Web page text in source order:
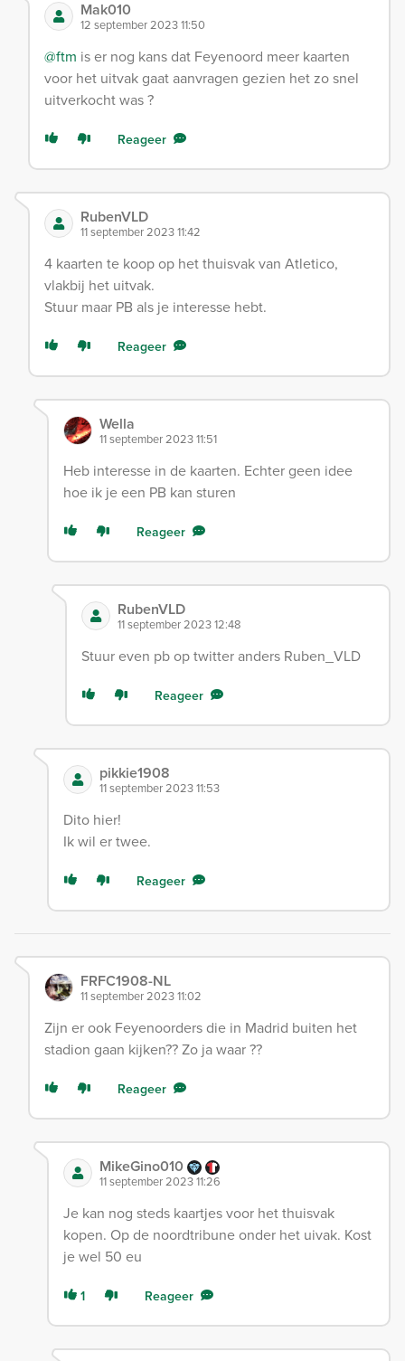
Mak010
12 september 2023 11:50
@ftm is er nog kans dat Feyenoord meer kaarten
voor het uitvak gaat aanvragen gezien het zo snel
uitverkocht was ?
Reageer
RubenVLD
11 september 2023 11:42
4 kaarten te koop op het thuisvak van Atletico,
vlakbij het uitvak.
Stuur maar PB als je interesse hebt.
Reageer
Wella
11 september 2023 11:51
Heb interesse in de kaarten. Echter geen idee
hoe ik je een PB kan sturen
Reageer
RubenVLD
11 september 2023 12:48
Stuur even pb op twitter anders Ruben_VLD
Reageer
pikkie1908
11 september 2023 11:53
Dito hier!
Ik wil er twee.
Reageer
FRFC1908-NL
11 september 2023 11:02
Zijn er ook Feyenoorders die in Madrid buiten het
stadion gaan kijken?? Zo ja waar ??
Reageer
MikeGino010
11 september 2023 11:26
Je kan nog steds kaartjes voor het thuisvak
kopen. Op de noordtribune onder het uivak. Kost
je wel 50 eu
1 Reageer